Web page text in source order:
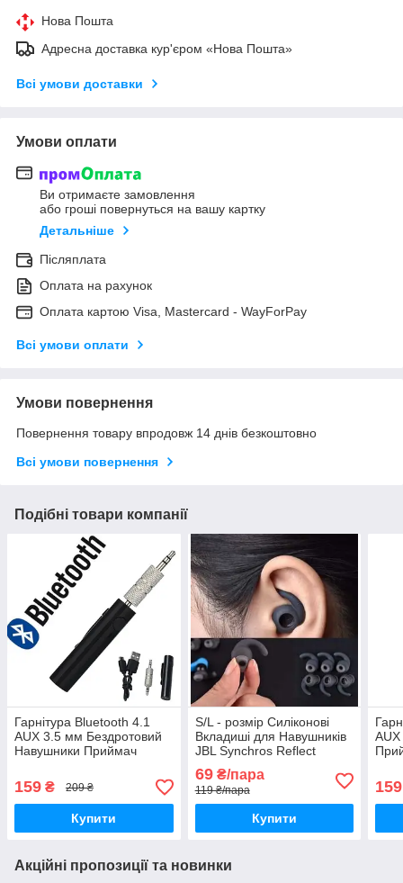
Нова Пошта
Адресна доставка кур'єром «Нова Пошта»
Всі умови доставки
Умови оплати
Ви отримаєте замовлення
або гроші повернуться на вашу картку
Детальніше
Післяплата
Оплата на рахунок
Оплата картою Visa, Mastercard - WayForPay
Всі умови оплати
Умови повернення
Повернення товару впродовж 14 днів безкоштовно
Всі умови повернення
Подібні товари компанії
Гарнітура Bluetooth 4.1
AUX 3.5 мм Бездротовий
Навушники Приймач
159 ₴ 209 ₴
Купити
S/L - розмір Силіконові
Вкладиші для Навушників
JBL Synchros Reflect
Bluetooth Гарнітура
Амбушюри
69₴/пара
119 ₴/пара
Купити
159
Акційні пропозиції та новинки